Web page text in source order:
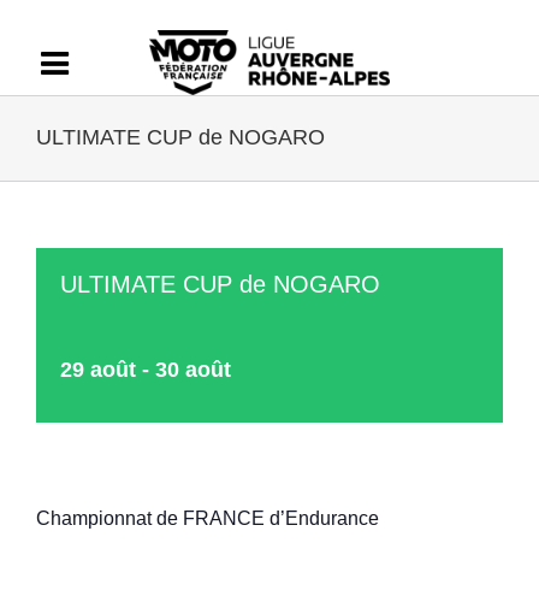
contenu
ULTIMATE CUP de NOGARO
ULTIMATE CUP de NOGARO
29 août - 30 août
Championnat de FRANCE d’Endurance